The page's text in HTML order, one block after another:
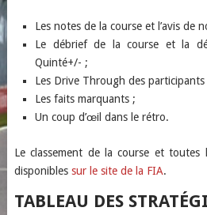
Les notes de la course et l’avis de
Le débrief de la course et la
Quinté+/- ;
Les Drive Through des participants
Les faits marquants ;
Un coup d’œil dans le rétro.
Le classement de la course et
disponibles sur le site de la FIA.
TABLEAU DES